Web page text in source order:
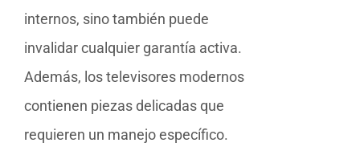
internos, sino también puede
invalidar cualquier garantía activa.
Además, los televisores modernos
contienen piezas delicadas que
requieren un manejo específico.